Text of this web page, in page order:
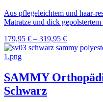
Aus pflegeleichtem und haar-
Matratze und dick gepolstertem
179,95 € – 319,95 €
SAMMY
Schwarz